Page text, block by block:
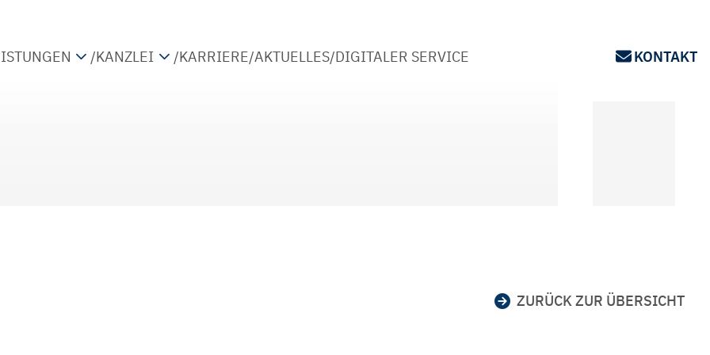
/KANZLEI
/KARRIERE/AKTUELLES/DIGITALER SERVICE KONTAKT
ZURÜCK ZUR ÜBERSICHT